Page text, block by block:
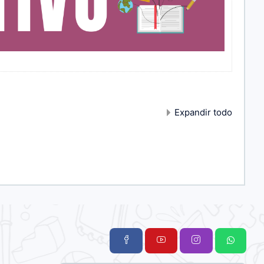
Expandir todo